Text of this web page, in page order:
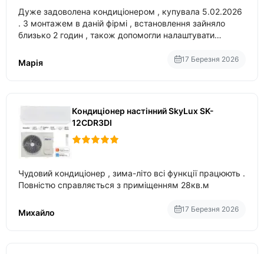
Дуже задоволена кондиціонером , купувала 5.02.2026
. З монтажем в даній фірмі , встановлення зайняло
близько 2 годин , також допомогли налаштувати
Марія
17 Березня 2026
Кондиціонер настінний SkyLux SK-
12CDR3DI
Чудовий кондиціонер , зима-літо всі функції працюють .
Повністю справляється з приміщенням 28кв.м
Михайло 17 Березня 2026